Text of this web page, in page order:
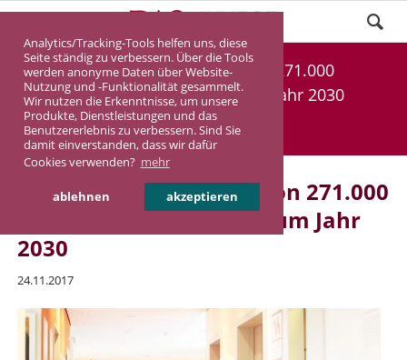
Analytics/Tracking-Tools helfen uns, diese
Seite ständig zu verbessern. Über die Tools
werden anonyme Daten über Website-
Nutzung und -Funktionalität gesammelt.
Wir nutzen die Erkenntnisse, um unsere
Produkte, Dienstleistungen und das
Benutzererlebnis zu verbessern. Sind Sie
damit einverstanden, dass wir dafür
Cookies verwenden? mehr
ablehnen akzeptieren
RWI sieht Mehrbedarf von 271.000
Pflegeheimplätzen bis zum Jahr 2030
DASINVEST Aktuelles
RWI sieht Mehrbedarf von 271.000
Pflegeheimplätzen bis zum Jahr
2030
24.11.2017